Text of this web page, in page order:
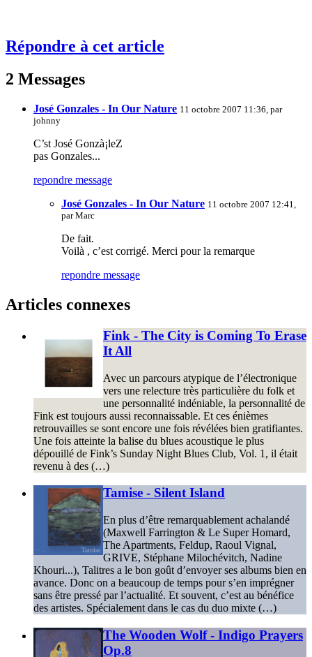
Répondre à cet article
2 Messages
José Gonzales - In Our Nature 11 octobre 2007 11:36, par
johnny
C’st José Gonzà¡leZ
pas Gonzales...
repondre message
José Gonzales - In Our Nature 11 octobre 2007 12:41,
parMarc
De fait.
Voilà , c’est corrigé. Merci pour la remarque
repondre message
Articles connexes
Fink - The City is Coming To Erase
It All
Avec un parcours atypique de l’électronique
vers une relecture très particulière du folk et
une personnalité indéniable, la personnalité de
Fink est toujours aussi reconnaissable. Et ces énièmes
retrouvailles se sont encore une fois révélées bien gratifiantes.
Une fois atteinte la balise du blues acoustique le plus
dépouillé de Fink’s Sunday Night Blues Club, Vol. 1, il était
revenu à des (…)
Tamise - Silent Island
En plus d’être remarquablement achalandé
(Maxwell Farrington & Le Super Homard,
The Apartments, Feldup, Raoul Vignal,
GRIVE, Stéphane Milochévitch, Nadine
Khouri...), Talitres a le bon goût d’envoyer ses albums bien en
avance. Donc on a beaucoup de temps pour s’en imprégner
sans être pressé par l’actualité. Et souvent, c’est au bénéfice
des artistes. Spécialement dans le cas du duo mixte (…)
The Wooden Wolf - Indigo Prayers
Op.8